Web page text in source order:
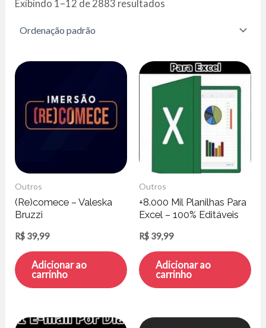
Exibindo 1–12 de 2883 resultados
Outros
(Re)comece – Valeska
Bruzzi
R$ 39,99
Adicionar ao
carrinho
Outros
+8.000 Mil Planilhas Para
Excel – 100% Editáveis
R$ 39,99
Adicionar ao
carrinho